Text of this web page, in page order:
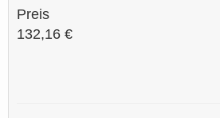
Preis
132,16 €